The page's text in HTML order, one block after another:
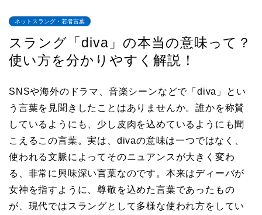
ネットスラング・若者言葉
スラング「diva」の本当の意味って？
使い方を分かりやすく解説！
SNSや海外のドラマ、音楽シーンなどで「diva」とい
う言葉を見聞きしたことはありませんか。誰かを称賛
しているようにも、少し皮肉を込めているようにも聞
こえるこの言葉。実は、divaの意味は一つではなく、
使われる文脈によってそのニュアンスが大きく変わ
る、非常に興味深い言葉なのです。本来はディーバが
女神を指すように、尊敬を込めた言葉であったもの
が、現代ではスラングとして多様な使われ方をしてい